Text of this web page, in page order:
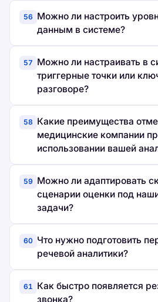
56 Можно ли настроить
данным в системе?
57 Можно ли настраивать в
триггерные точки или
разговоре?
58 Какие преимущества
медицинские компании
использовании вашей
59 Можно ли адаптировать
сценарии оценки под
задачи?
60 Что нужно подготовить
речевой аналитики?
61 Как быстро появляется
звонка?